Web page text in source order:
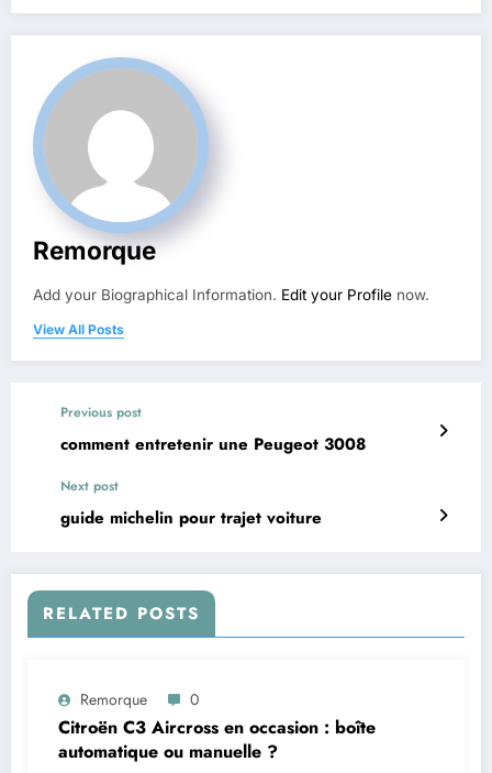
Remorque
Add your Biographical Information. Edit your Profile now.
View All Posts
Previous post
comment entretenir une Peugeot 3008
Next post
guide michelin pour trajet voiture
RELATED POSTS
Remorque 0
Citroën C3 Aircross en occasion : boîte
automatique ou manuelle ?